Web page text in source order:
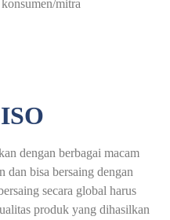
mitra
dengan berbagai macam
dan bisa bersaing dengan
secara global harus
produk yang dihasilkan